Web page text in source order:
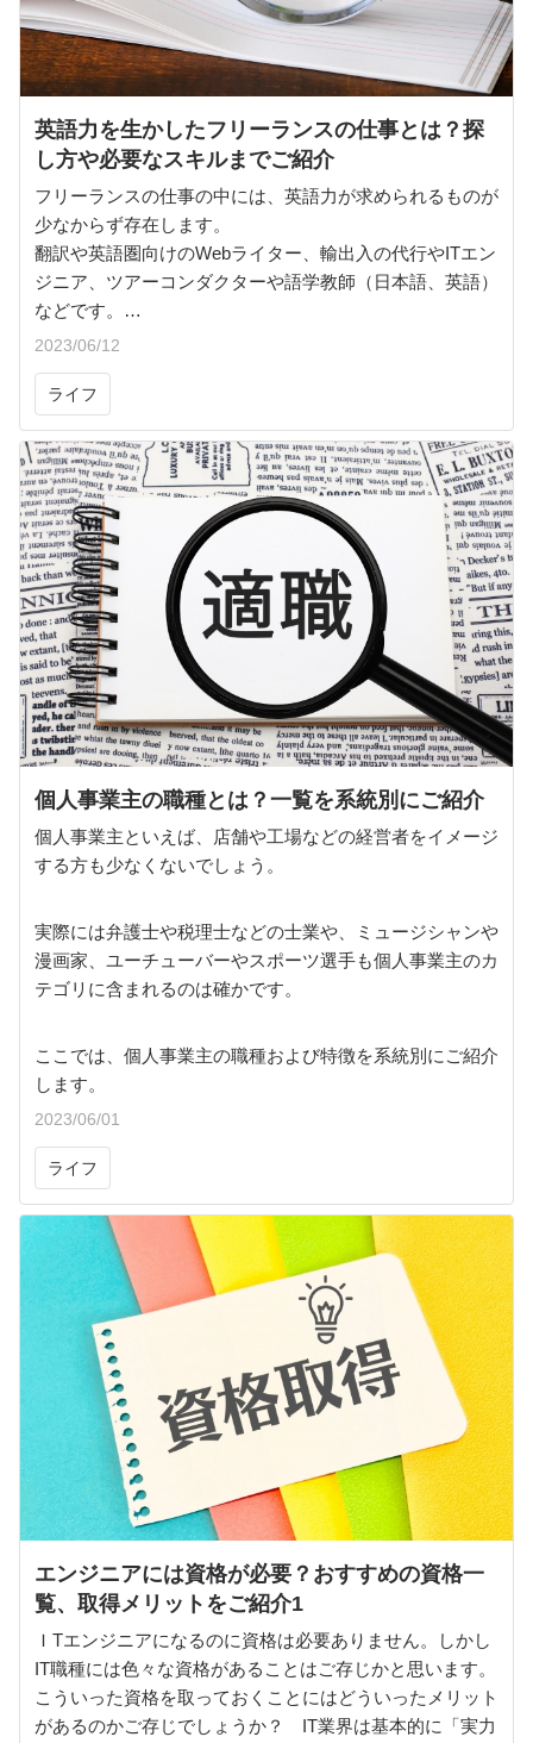
英語力を生かしたフリーランスの仕事とは？探
し方や必要なスキルまでご紹介
フリーランスの仕事の中には、英語力が求められるものが
少なからず存在します。
翻訳や英語圏向けのWebライター、輸出入の代行やITエン
ジニア、ツアーコンダクターや語学教師（日本語、英語）
などです。
ここでは、英語を使うフリーランスの仕事についてご紹介
2023/06/12
ライフ
個人事業主の職種とは？一覧を系統別にご紹介
個人事業主といえば、店舗や工場などの経営者をイメージ
する方も少なくないでしょう。
実際には弁護士や税理士などの士業や、ミュージシャンや
漫画家、ユーチューバーやスポーツ選手も個人事業主のカ
テゴリに含まれるのは確かです。
ここでは、個人事業主の職種および特徴を系統別にご紹介
します。
2023/06/01
ライフ
エンジニアには資格が必要？おすすめの資格一
覧、取得メリットをご紹介1
ＩTエンジニアになるのに資格は必要ありません。しかし
IT職種には色々な資格があることはご存じかと思います。
こういった資格を取っておくことにはどういったメリット
があるのかご存じでしょうか？ IT業界は基本的に「実力